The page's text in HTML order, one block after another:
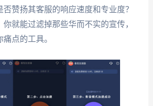
赞扬其客服的响应速度和专业度？
就能过滤掉那些华而不实的宣传，
点的工具。